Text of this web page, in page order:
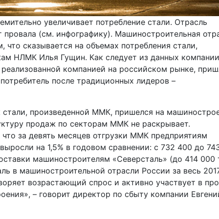
увеличивает потребление стали. Отрасль
провала (см. инфографику). Машиностроительная
сказывается на объемах потребления стали,
НЛМК Илья Гущин. Как следует из данных
реализованной компанией на российском рынке,
после традиционных лидеров –
произведенной ММК, пришелся на
продаж по секторам ММК не раскрывает.
за девять месяцев отгрузки ММК предприятиям
на 1,5% в годовом сравнении: с 732 400 до
машиностроителям «Северсталь» (до 414 000
в машиностроительной отрасли России за весь
возрастающий спрос и активно участвует в
– говорит директор по сбыту компании